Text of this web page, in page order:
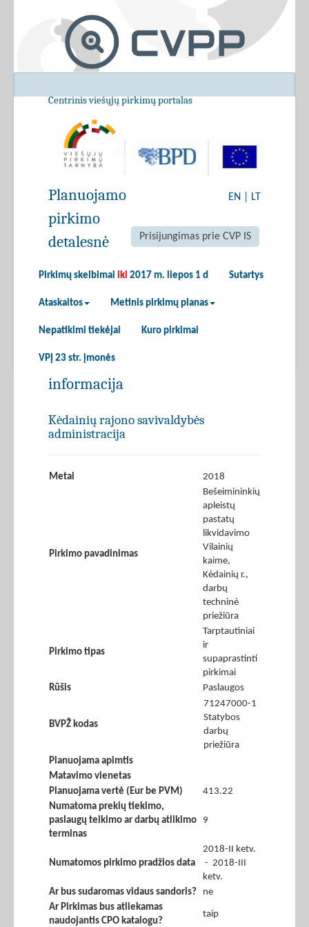
Centrinis viešųjų pirkimų portalas
EN LT
Prisijungimas prie CVP IS
Pirkimų skelbimai iki 2017 m. liepos 1 d Sutartys
Ataskaitos Metinis pirkimų planas
Nepatikimi tiekėjai Kuro pirkimai
VPĮ 23 str. įmonės
Planuojamo
pirkimo
detalesnė
informacija
Kėdainių rajono savivaldybės
administracija
Metai 2018
Pirkimo pavadinimas
Bešeimininkių
apleistų
pastatų
likvidavimo
Vilainių
kaime,
Kėdainių r.,
darbų
techninė
priežiūra
Pirkimo tipas
Tarptautiniai
ir
supaprastinti
pirkimai
Rūšis
Paslaugos
BVPŽ kodas
71247000-1
Statybos
darbų
priežiūra
Planuojama apimtis
Matavimo vienetas
Planuojama vertė (Eur be PVM)
413.22
Numatoma prekių tiekimo,
paslaugų teikimo ar darbų atlikimo
terminas
9
Numatomos pirkimo pradžios data
2018-II ketv.
- 2018-III
ketv.
Ar bus sudaromas vidaus sandoris?
ne
Ar Pirkimas bus atliekamas
naudojantis CPO katalogu?
taip